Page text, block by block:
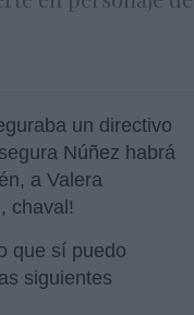
un directivo
Núñez habrá
a Valera
chaval!
que sí puedo
siguientes